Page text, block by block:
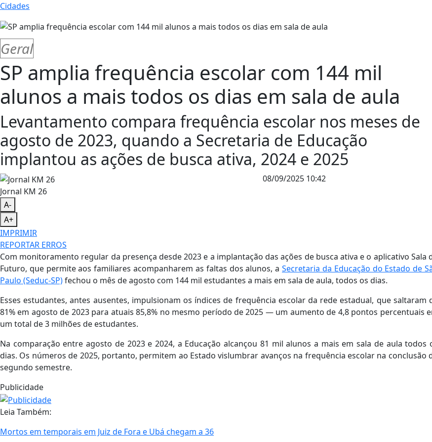
Cidades
Geral
SP amplia frequência escolar com 144 mil
alunos a mais todos os dias em sala de aula
Levantamento compara frequência escolar nos meses de
agosto de 2023, quando a Secretaria de Educação
implantou as ações de busca ativa, 2024 e 2025
Jornal KM 26
08/09/2025 10:42
A-
A+
IMPRIMIR
REPORTAR ERROS
Com monitoramento regular da presença desde 2023 e a implantação das ações de busca ativa e o aplicativo Sala
Futuro, que permite aos familiares acompanharem as faltas dos alunos, aSecretaria da Educação do Estado de
Paulo (Seduc-SP)fechou o mês de agosto com 144 mil estudantes a mais em sala de aula, todos os dias.
Esses estudantes, antes ausentes, impulsionam os índices de frequência escolar da rede estadual, que saltaram
81% em agosto de 2023 para atuais 85,8% no mesmo período de 2025 — um aumento de 4,8 pontos percentuais
um total de 3 milhões de estudantes.
Na comparação entre agosto de 2023 e 2024, a Educação alcançou 81 mil alunos a mais em sala de aula todos
dias. Os números de 2025, portanto, permitem ao Estado vislumbrar avanços na frequência escolar na conclusão
segundo semestre.
Publicidade
Leia Também:
Mortos em temporais em Juiz de Fora e Ubá chegam a 36